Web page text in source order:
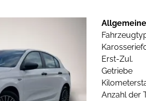
Erst-Zul.
Getriebe
Anzahl der